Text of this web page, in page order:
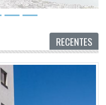
RECENTES